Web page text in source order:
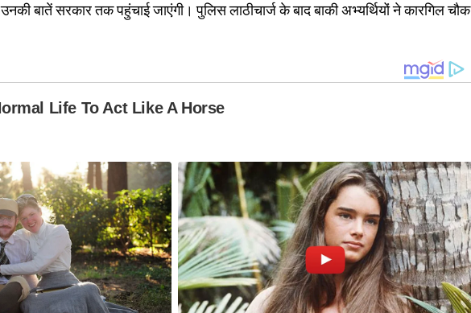
बातें सरकार तक पहुंचाई जाएंगी। पुलिस लाठीचार्ज के बाद बाकी अभ्यर्थियों ने कारगिल चौक